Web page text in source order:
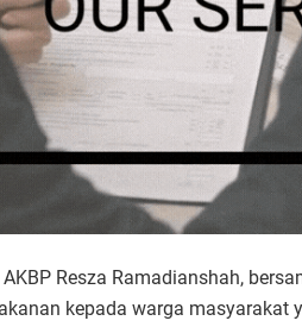
Resza Ramadianshah,
kepada warga masyarakat